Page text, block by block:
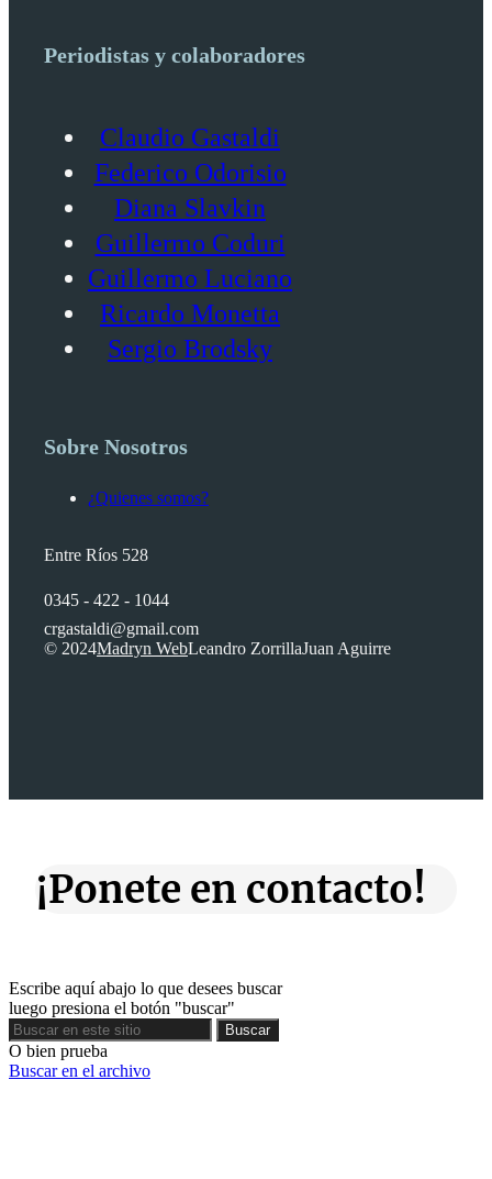
Periodistas y colaboradores
Claudio Gastaldi
Federico Odorisio
Diana Slavkin
Guillermo Coduri
Guillermo Luciano
Ricardo Monetta
Sergio Brodsky
Sobre Nosotros
¿Quienes somos?
Entre Ríos 528
0345 - 422 - 1044
crgastaldi@gmail.com
© 2024Madryn WebLeandro ZorrillaJuan Aguirre
¡Ponete en contacto!
Escribe aquí abajo lo que desees buscar
luego presiona el botón "buscar"
Buscar
Buscar
O bien prueba
Buscar en el archivo